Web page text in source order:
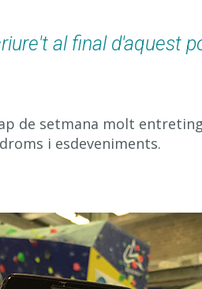
al final d'aquest
de setmana molt
i esdeveniments.